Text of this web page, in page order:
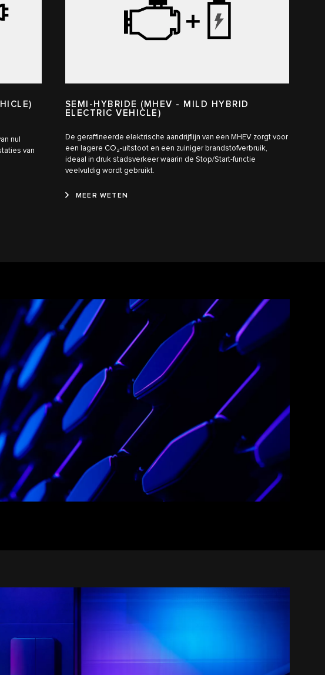
nul
van
SEMI-HYBRIDE (MHEV - MILD HYBRID
ELECTRIC VEHICLE)
De geraffineerde elektrische aandrijflijn van een MHEV zorgt voor
een lagere CO₂-uitstoot en een zuiniger brandstofverbruik,
ideaal in druk stadsverkeer waarin de Stop/Start-functie
veelvuldig wordt gebruikt.
MEER WETEN